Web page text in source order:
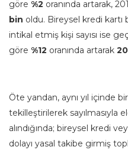
göre %2 oranında artarak,
bin oldu. Bireysel kredi kartı
intikal etmiş kişi sayısı ise
göre %12 oranında artarak
Öte yandan, aynı yıl içinde
tekilleştirilerek sayılmasıyla
alındığında; bireysel kredi
dolayı yasal takibe girmiş